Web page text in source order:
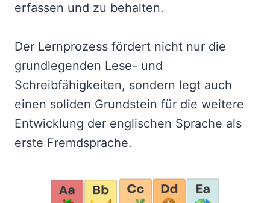
erfassen und zu behalten.
Der Lernprozess fördert nicht nur die
grundlegenden Lese- und
Schreibfähigkeiten, sondern legt auch
einen soliden Grundstein für die weitere
Entwicklung der englischen Sprache als
erste Fremdsprache.